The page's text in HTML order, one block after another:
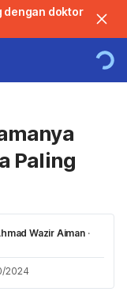
dengan doktor
Paling
Wazir Aiman ·
2024